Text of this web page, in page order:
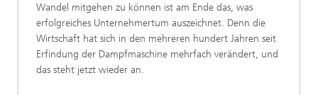
Wandel mitgehen zu können ist am Ende das, was
erfolgreiches Unternehmertum auszeichnet. Denn die
Wirtschaft hat sich in den mehreren hundert Jahren seit
Erfindung der Dampfmaschine mehrfach verändert, und
das steht jetzt wieder an.